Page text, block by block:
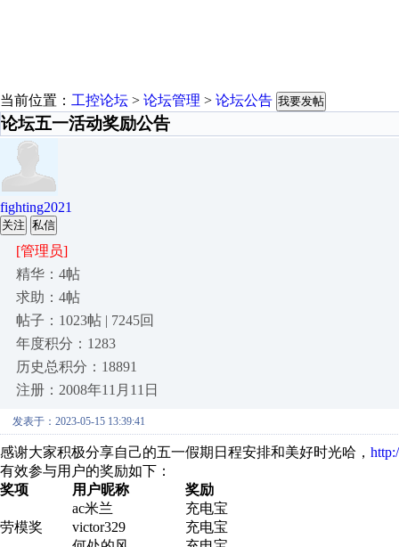
当前位置： 工控论坛 > 论坛管理 > 论坛公告 我要发帖
论坛五一活动奖励公告
fighting2021
关注 私信
[管理员]
精华：4帖
求助：4帖
帖子：1023帖 | 7245回
年度积分：1283
历史总积分：18891
注册：2008年11月11日
发表于：2023-05-15 13:39:41
感谢大家积极分享自己的五一假期日程安排和美好时光哈，
有效参与用户的奖励如下：
奖项
用户昵称 奖励
劳模奖
ac米兰
充电宝
victor329
充电宝